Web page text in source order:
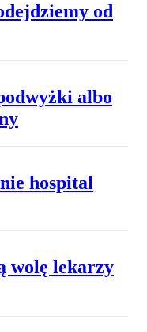
od
albo
hospital
wolę lekarzy